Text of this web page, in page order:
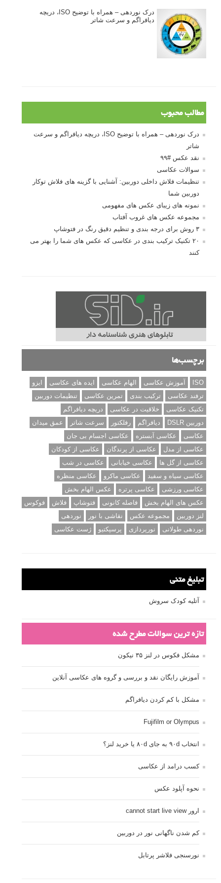
درک نوردهی – همراه با توضیح ISO، دریچه
دیافراگم و سرعت شاتر
مطالب محبوب
درک نوردهی – همراه با توضیح ISO، دریچه دیافراگم و سرعت
شاتر
نقد عکس #۹۹
سوالات عکاسی
تنظیمات فلاش داخلی دوربین: آشنایی با گزینه های فلاش توکار
دوربین شما
نمونه های زیبای عکس های مفهومی
مجموعه عکس های غروب آفتاب
۳ روش برای درجه بندی و تنظیم دقیق رنگ در فتوشاپ
۲۰ تکنیک ترکیب بندی در عکاسی که عکس های شما را بهتر می
کنند
برچسب‌ها
ISO آموزش عکاسی الهام عکاسی ایده های عکاسی
ایزو
ترفند عکاسی
ترکیب بندی تمرین عکاسی
تنظیمات دوربین
تکنیک عکاسی
خلاقیت در عکاسی
دریچه دیافراگم
دوربین DSLR
دیافراگم رفلکتور سرعت شاتر
عمق میدان
عکاسی
عکاسی آبستره
عکاسی اجسام بی جان
عکاسی از مدل
عکاسی از پرندگان
عکاسی از کودکان
عکاسی از گل ها
عکاسی خیابانی
عکاسی در شب
عکاسی سیاه و سفید
عکاسی ماکرو
عکاسی منظره
عکاسی ورزشی
عکاسی پرتره
عکس الهام بخش
عکس های الهام بخش
فاصله کانونی فتوشاپ فلاش
فوکوس
لنز دوربین
مجموعه عکس نقاشی با نور
نوردهی
نوردهی طولانی
نورپردازی پرسپکتیو ژست عکاسی
تبلیغ متنی
آتلیه کودک سروش
تازه ترین سوالات مطرح شده
مشکل فکوس در لنز ۳۵ نیکون
آموزش رایگان نقد و بررسی و گروه های عکاسی آنلاین
مشکل با کم کردن دیافراگم
Fujifilm or Olympus
انتخاب ۹۰d به جای ۸۰d یا خرید لنز؟
کسب درامد از عکاسی
نحوه آپلود عکس
ارور cannot start live view
کم شدن ناگهانی نور در دوربین
نورسنجی فلاشر پرتابل